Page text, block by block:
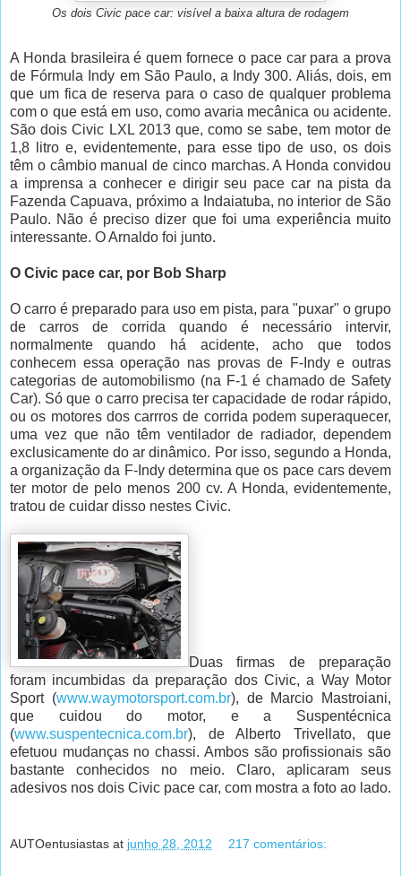
Os dois Civic pace car: visível a baixa altura de rodagem
A Honda brasileira é quem fornece o pace car para a prova
de Fórmula Indy em São Paulo, a Indy 300. Aliás, dois, em
que um fica de reserva para o caso de qualquer problema
com o que está em uso, como avaria mecânica ou acidente.
São dois Civic LXL 2013 que, como se sabe, tem motor de
1,8 litro e, evidentemente, para esse tipo de uso, os dois
têm o câmbio manual de cinco marchas. A Honda convidou
a imprensa a conhecer e dirigir seu pace car na pista da
Fazenda Capuava, próximo a Indaiatuba, no interior de São
Paulo. Não é preciso dizer que foi uma experiência muito
interessante. O Arnaldo foi junto.
O Civic pace car, por Bob Sharp
O carro é preparado para uso em pista, para "puxar" o grupo
de carros de corrida quando é necessário intervir,
normalmente quando há acidente, acho que todos
conhecem essa operação nas provas de F-Indy e outras
categorias de automobilismo (na F-1 é chamado de Safety
Car). Só que o carro precisa ter capacidade de rodar rápido,
ou os motores dos carrros de corrida podem superaquecer,
uma vez que não têm ventilador de radiador, dependem
exclusicamente do ar dinâmico. Por isso, segundo a Honda,
a organização da F-Indy determina que os pace cars devem
ter motor de pelo menos 200 cv. A Honda, evidentemente,
tratou de cuidar disso nestes Civic.
Duas firmas de preparação
foram incumbidas da preparação dos Civic, a Way Motor
Sport (www.waymotorsport.com.br), de Marcio Mastroiani,
que cuidou do motor, e a Suspentécnica
(www.suspentecnica.com.br), de Alberto Trivellato, que
efetuou mudanças no chassi. Ambos são profissionais são
bastante conhecidos no meio. Claro, aplicaram seus
adesivos nos dois Civic pace car, com mostra a foto ao lado.
AUTOentusiastas at junho 28, 2012 217 comentários: